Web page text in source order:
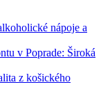
nápoje a
v Poprade: Široká
z košického